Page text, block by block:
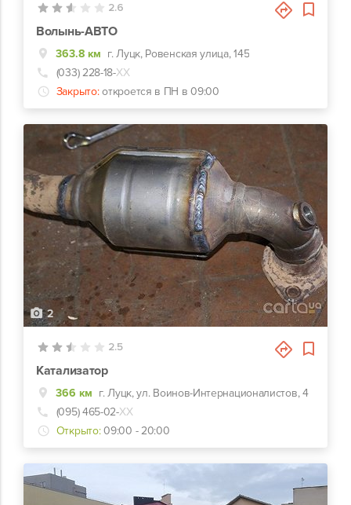
2.6
Волынь-АВТО
363.8 км г. Луцк, Ровенская улица, 145
(033) 228-18-ХХ
Закрыто: откроется в ПН в 09:00
2
2.5
Катализатор
366 км г. Луцк, ул. Воинов-Интернационалистов, 4
(095) 465-02-ХХ
Открыто: 09:00 - 20:00